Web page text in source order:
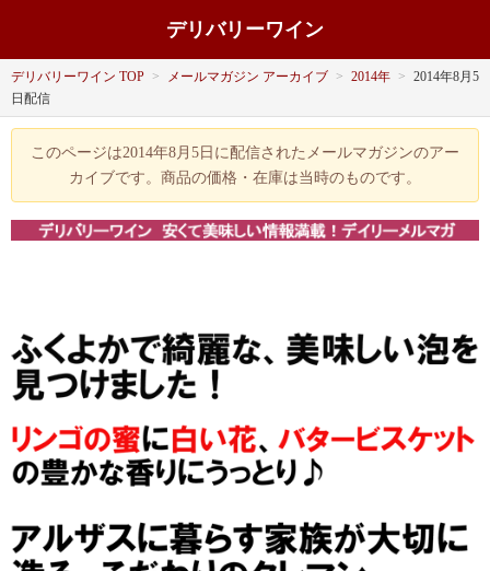
デリバリーワイン
デリバリーワイン TOP > メールマガジン アーカイブ > 2014年 > 2014年8月5
日配信
このページは2014年8月5日に配信されたメールマガジンのアー
カイブです。商品の価格・在庫は当時のものです。